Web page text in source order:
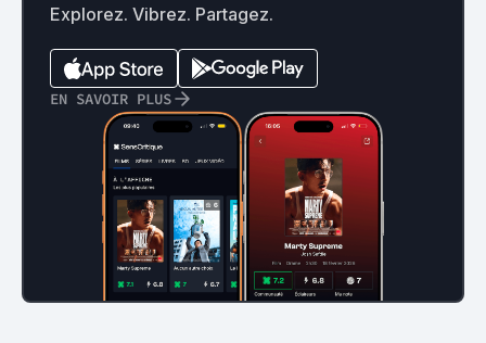
Explorez. Vibrez. Partagez.
EN SAVOIR PLUS